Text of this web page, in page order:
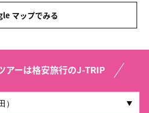
マップでみる
アーは格安旅行のJ-TRIP